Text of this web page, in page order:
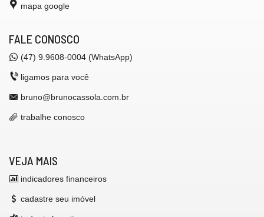
mapa google
FALE CONOSCO
(47) 9.9608-0004 (WhatsApp)
ligamos para você
bruno@brunocassola.com.br
trabalhe conosco
VEJA MAIS
indicadores financeiros
cadastre seu imóvel